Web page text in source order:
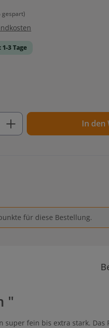
gespart)
3 Tage
den In den
für diese Bestellung.
"
fein bis extra stark. Das